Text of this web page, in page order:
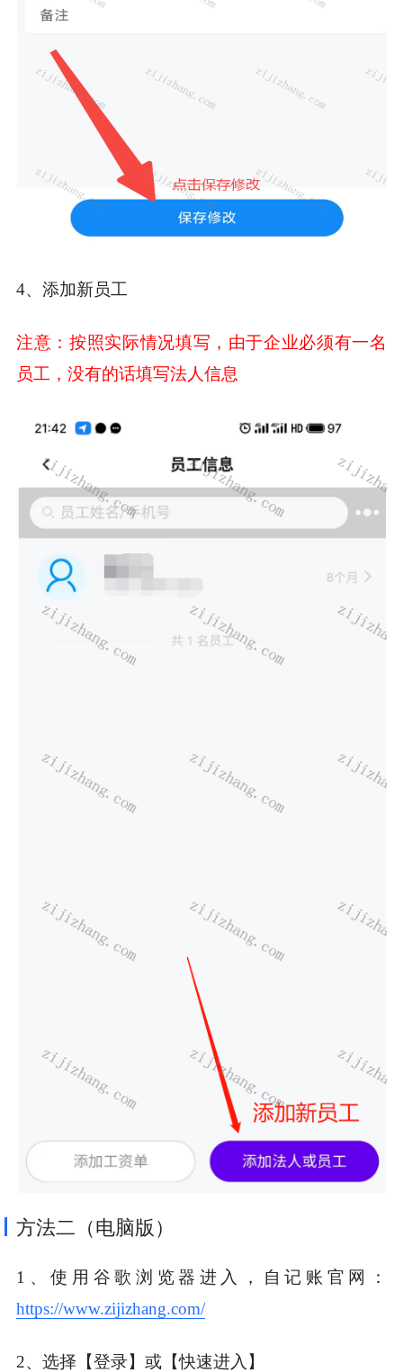
4、添加新员工
注意：按照实际情况填写，由于企业必须有一名
员工，没有的话填写法人信息
方法二（电脑版）
1、使用谷歌浏览器进入，自记账官网：
https://www.zijizhang.com/
2、选择【登录】或【快速进入】